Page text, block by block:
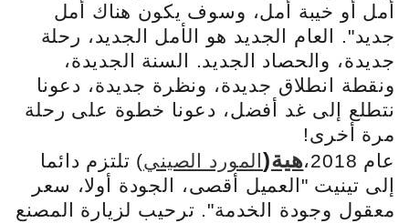
أمل أو خيبة أمل، وسوف يكون هناك أمل
جديد". العام الجديد هو الأمل الجديد، رحلة
جديدة، والحصاد الجديد. السنة الجديدة،
ونقطة انطلاق جديدة، ونظرة جديدة، دعونا
نتطلع إلى غد أفضل، دعونا خطوة على رحلة
مرة أخرى!
عام 2018،
هية(المورد الصيني) تلتزم دائما
إلى تينيت "العميل أقصى، الجودة أولا، سعر
معقول وجودة الخدمة". ترحيب لزيارة المصنع